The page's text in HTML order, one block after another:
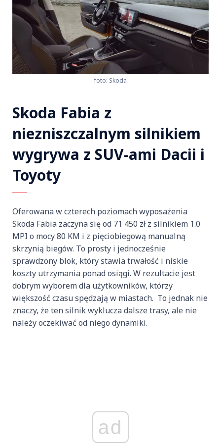
foto: Skoda
Skoda Fabia z
niezniszczalnym silnikiem
wygrywa z SUV-ami Dacii i
Toyoty
Oferowana w czterech poziomach wyposażenia
Skoda Fabia zaczyna się od 71 450 zł z silnikiem 1.0
MPI o mocy 80 KM i z pięciobiegową manualną
skrzynią biegów. To prosty i jednocześnie
sprawdzony blok, który stawia trwałość i niskie
koszty utrzymania ponad osiągi. W rezultacie jest
dobrym wyborem dla użytkowników, którzy
większość czasu spędzają w miastach. To jednak nie
znaczy, że ten silnik wyklucza dalsze trasy, ale nie
należy oczekiwać od niego dynamiki.
ad